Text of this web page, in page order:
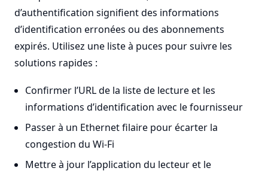
d’authentification signifient des informations
d’identification erronées ou des abonnements
expirés. Utilisez une liste à puces pour suivre les
solutions rapides :
Confirmer l’URL de la liste de lecture et les
informations d’identification avec le fournisseur
Passer à un Ethernet filaire pour écarter la
congestion du Wi-Fi
Mettre à jour l’application du lecteur et le